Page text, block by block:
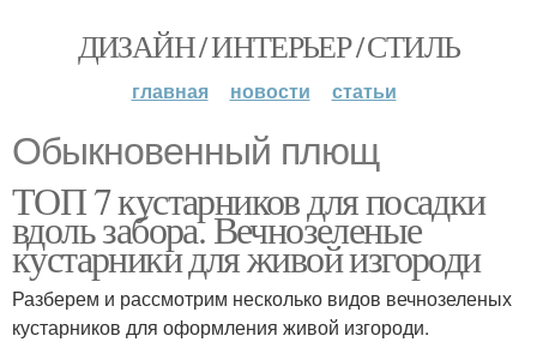
ДИЗАЙН / ИНТЕРЬЕР / СТИЛЬ
главная новости статьи
Обыкновенный плющ
ТОП 7 кустарников для посадки
вдоль забора. Вечнозеленые
кустарники для живой изгороди
Разберем и рассмотрим несколько видов вечнозеленых
кустарников для оформления живой изгороди.